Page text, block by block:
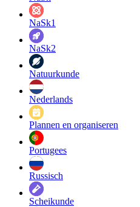
NaSk1
NaSk2
Natuurkunde
Nederlands
Plannen en organiseren
Portugees
Russisch
Scheikunde